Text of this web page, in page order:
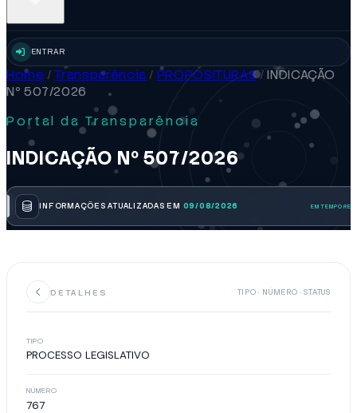
ENTRAR
Home / Transparência / PROPOSITURAS/ INDICAÇÃO
Nº 507/2026
Portal da Transparência
INDICAÇÃO Nº 507/2026
INFORMAÇÕES ATUALIZADAS EM 09/08/2026
DETALHES TIPO · NÚMERO · STATUS
TIPO
PROCESSO LEGISLATIVO
NÚMERO
767